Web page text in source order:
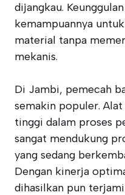
dijangkau.
kemampuannya
material tanpa
mekanis.
Di Jambi, pemecah
semakin populer.
tinggi dalam proses
sangat mendukung
yang sedang
Dengan kinerja
dihasilkan pun